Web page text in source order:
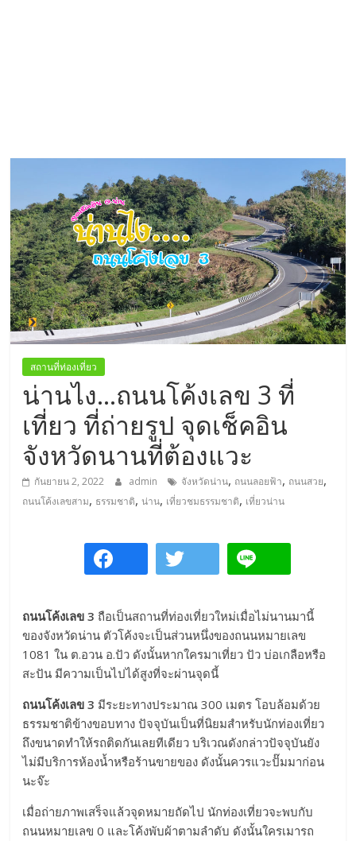
ท่อง
เที่ยว
รีวิว
การ
เดิน
ทาง
สถาน
ที่
ท่อง
เที่ยว
เที่ยว
กิน
ที่พัก
มากมาย
สถานที่ท่องเที่ยว
น่านไง…ถนนโค้งเลข 3 ที่
เที่ยว ที่ถ่ายรูป จุดเช็คอิน
จังหวัดนานที่ต้องแวะ
กันยายน 2, 2022 admin จังหวัดน่าน, ถนนลอยฟ้า, ถนนสวย,
ถนนโค้งเลขสาม, ธรรมชาติ,น่าน, เที่ยวชมธรรมชาติ, เที่ยวน่าน
ถนนโค้งเลข 3 ถือเป็นสถานที่ท่องเที่ยวใหม่เมื่อไม่นานมานี้
ของจังหวัดน่าน ตัวโค้งจะเป็นส่วนหนึ่งของถนนหมายเลข
1081 ใน ต.อวน อ.ปัว ดังนั้นหากใครมาเที่ยว ปัว บ่อเกลือหรือ
สะปัน มีความเป็นไปได้สูงที่จะผ่านจุดนี้
ถนนโค้งเลข 3 มีระยะทางประมาณ 300 เมตร โอบล้อมด้วย
ธรรมชาติข้างขอบทาง ปัจจุบันเป็นที่นิยมสำหรับนักท่องเที่ยว
ถึงขนาดทำให้รถติดกันเลยทีเดียว บริเวณดังกล่าวปัจจุบันยัง
ไม่มีบริการห้องน้ำหรือร้านขายของ ดังนั้นควรแวะปั๊มมาก่อน
นะจ๊ะ
เมื่อถ่ายภาพเสร็จแล้วจุดหมายถัดไป นักท่องเที่ยวจะพบกับ
ถนนหมายเลข 0 และโค้งพับผ้าตามลำดับ ดังนั้นใครเมารถ